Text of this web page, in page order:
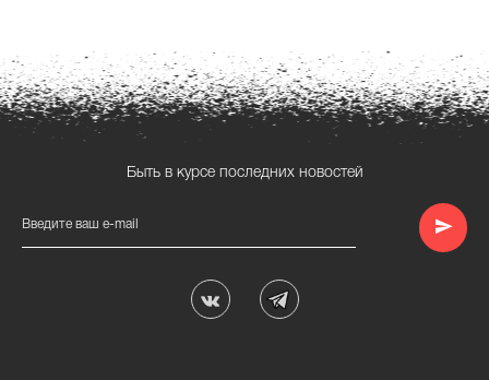
Быть в курсе последних новостей
Введите ваш e-mail